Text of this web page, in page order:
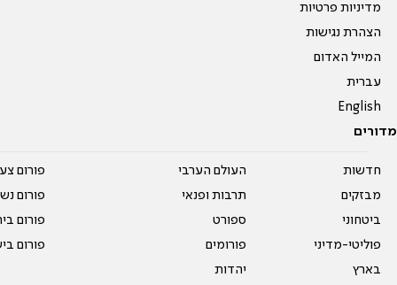
מדיניות פרטיות
הצהרת נגישות
המייל האדום
עברית
English
מדורים
חדשות
מבזקים
ביטחוני
פוליטי-מדיני
בארץ
העולם הערבי
תרבות ופנאי
ספורט
פורומים
יהדות
פורום
פורום
פורום
פורום